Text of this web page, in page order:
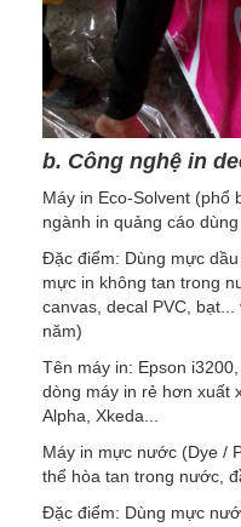
b. Công nghệ in
Máy in Eco-Solvent (phổ
ngành in quảng cáo
Đặc điểm: Dùng mực
mực in không tan trong
canvas, decal PVC,
năm)
Tên máy in: Epson
dòng máy in rẻ hơn xuất
Alpha, Xkeda...
Máy in mực nước (Dye /
thể hòa tan trong nước,
Đặc điểm: Dùng mực